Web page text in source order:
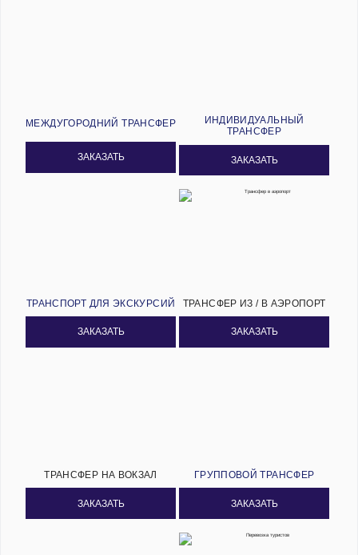
МЕЖДУГОРОДНИЙ ТРАНСФЕР
ЗАКАЗАТЬ
ИНДИВИДУАЛЬНЫЙ
ТРАНСФЕР
ЗАКАЗАТЬ
ТРАНСПОРТ ДЛЯ ЭКСКУРСИЙ
ЗАКАЗАТЬ
ТРАНСФЕР ИЗ / В АЭРОПОРТ
ЗАКАЗАТЬ
ТРАНСФЕР НА ВОКЗАЛ
ЗАКАЗАТЬ
ГРУППОВОЙ ТРАНСФЕР
ЗАКАЗАТЬ